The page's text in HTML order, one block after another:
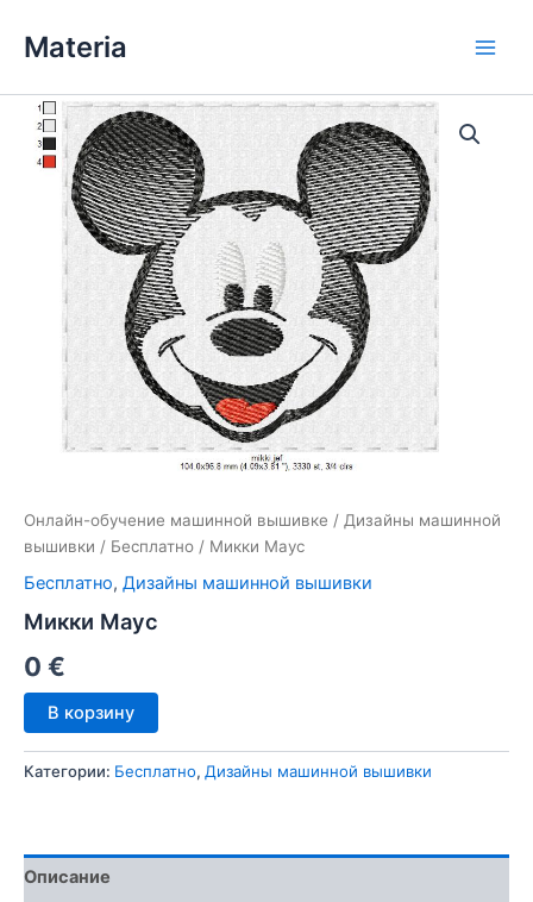
Materia
Онлайн-обучение машинной вышивке / Дизайны машинной
вышивки / Бесплатно / Микки Маус
Бесплатно, Дизайны машинной вышивки
Микки Маус
0 €
Количество
товара
Микки
Маус
В корзину
Категории: Бесплатно, Дизайны машинной вышивки
Описание